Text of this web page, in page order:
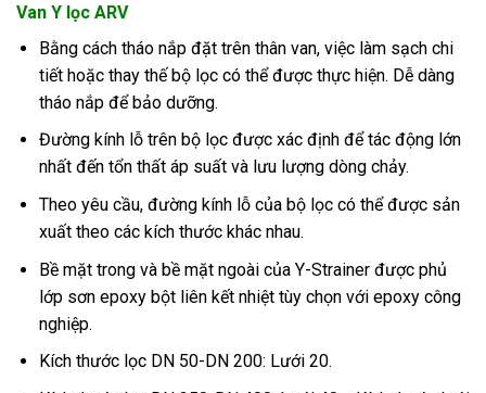
Van Y lọc ARV
Bằng cách tháo nắp đặt trên thân van, việc làm sạch chi
tiết hoặc thay thế bộ lọc có thể được thực hiện. Dễ dàng
tháo nắp để bảo dưỡng.
Đường kính lỗ trên bộ lọc được xác định để tác động lớn
nhất đến tổn thất áp suất và lưu lượng dòng chảy.
Theo yêu cầu, đường kính lỗ của bộ lọc có thể được sản
xuất theo các kích thước khác nhau.
Bề mặt trong và bề mặt ngoài của Y-Strainer được phủ
lớp sơn epoxy bột liên kết nhiệt tùy chọn với epoxy công
nghiệp.
Kích thước lọc DN 50-DN 200: Lưới 20.